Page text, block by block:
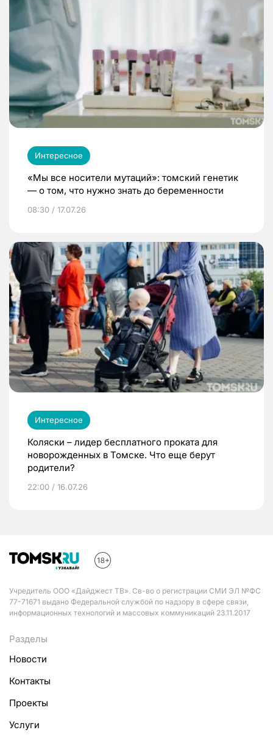
Интересное
«Мы все носители мутаций»: томский генетик
— о том, что нужно знать до беременности
08:30 / 17.07.26
Интересное
Коляски – лидер бесплатного проката для
новорожденных в Томске. Что еще берут
родители?
22:00 / 16.07.26
Учредитель ООО «Дайджест ТВ». Св-во о регистрации СМИ ЭЛ №ФС
77-71671 выдано Федеральной службой по надзору в сфере связи,
информационных технологий и массовых коммуникаций 23.11.2017
Разделы
Новости
Контакты
Проекты
Услуги